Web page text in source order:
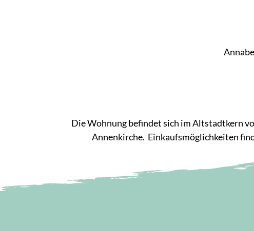
Die Wohnung befindet sich im Altstadtkern
Annenkirche. Einkaufsmöglichkeiten